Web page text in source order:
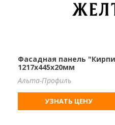
Фасадная панель
1217х445х20мм
Альта-Профиль
УЗНАТЬ ЦЕНУ